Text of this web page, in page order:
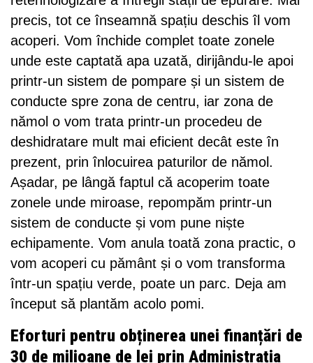
precis, tot ce înseamnă spațiu deschis îl vom
acoperi. Vom închide complet toate zonele
unde este captată apa uzată, dirijându-le apoi
printr-un sistem de pompare și un sistem de
conducte spre zona de centru, iar zona de
nămol o vom trata printr-un procedeu de
deshidratare mult mai eficient decât este în
prezent, prin înlocuirea paturilor de nămol.
Așadar, pe lângă faptul că acoperim toate
zonele unde miroase, repompăm printr-un
sistem de conducte și vom pune niște
echipamente. Vom anula toată zona practic, o
vom acoperi cu pământ și o vom transforma
într-un spațiu verde, poate un parc. Deja am
început să plantăm acolo pomi.
Eforturi pentru obținerea unei finanțări de
30 de milioane de lei prin Administrația